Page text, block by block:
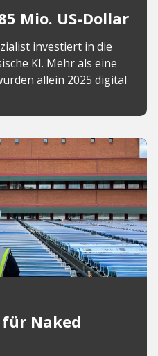
Mio. US-Dollar
investiert in die
KI. Mehr als eine
allein 2025 digital
für Naked